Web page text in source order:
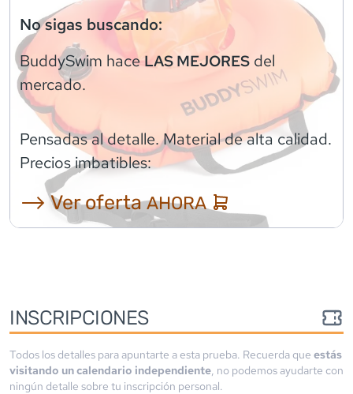
No sigas buscando:
BuddySwim haceLAS MEJORES del
mercado.
Pensadas al detalle. Material de alta calidad.
Precios imbatibles:
⟶ Ver ofertaAHORA
INSCRIPCIONES
Todos los detalles para apuntarte a esta prueba. Recuerda que estás
visitando un calendario independiente, no podemos ayudarte con
ningún detalle sobre tu inscripción personal.